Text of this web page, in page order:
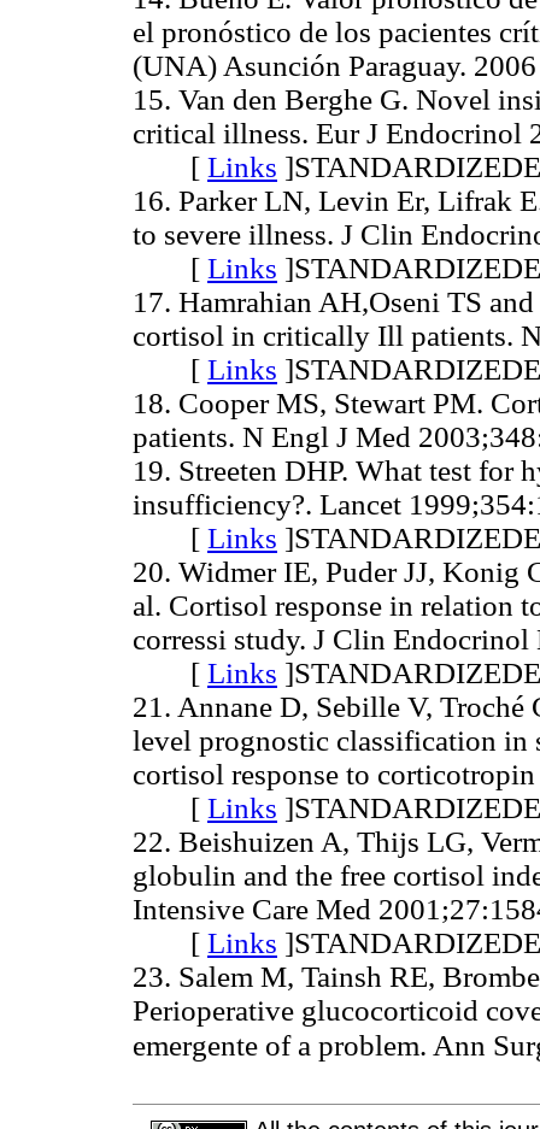
el pronóstico de los pacientes
(UNA) Asunción Paraguay.
15. Van den Berghe G. Novel
critical illness. Eur J Endocrinol
[ Links ]
16. Parker LN, Levin Er, Lifrak
to severe illness. J Clin
[ Links ]
17. Hamrahian AH,Oseni TS
cortisol in critically Ill patients.
[ Links ]
18. Cooper MS, Stewart PM.
patients. N Engl J Med
19. Streeten DHP. What test for
insufficiency?. Lancet
[ Links ]
20. Widmer IE, Puder JJ, Konig
al. Cortisol response in relation
corressi study. J Clin
[ Links ]
21. Annane D, Sebille V, Troché
level prognostic classification in
cortisol response to
[ Links ]
22. Beishuizen A, Thijs LG,
globulin and the free cortisol
Intensive Care Med
[ Links ]
23. Salem M, Tainsh RE,
Perioperative glucocorticoid
emergente of a problem. Ann